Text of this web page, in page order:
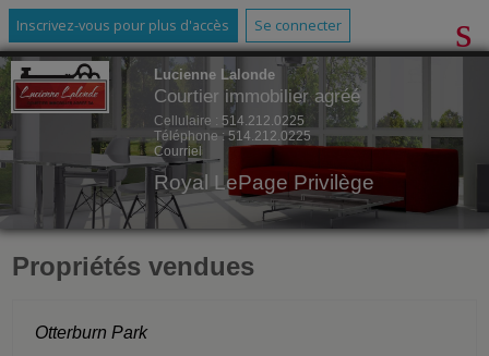
Inscrivez-vous pour plus d'accès Se connecter
Lucienne Lalonde
Courtier immobilier agréé
Cellulaire : 514.212.0225
Téléphone : 514.212.0225
Courriel
Royal LePage Privilège
Propriétés vendues
Otterburn Park